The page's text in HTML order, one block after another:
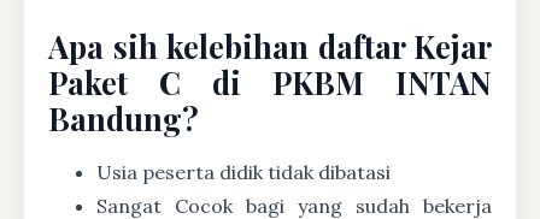
Apa sih kelebihan daftar Kejar
Paket C di PKBM INTAN
Bandung?
Usia peserta didik tidak dibatasi
Sangat Cocok bagi yang sudah bekerja